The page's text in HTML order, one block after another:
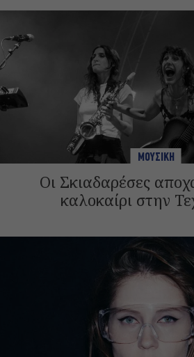
ΜΟΥΣΙΚΗ
Οι Σκιαδαρέσες
καλοκαίρι στην